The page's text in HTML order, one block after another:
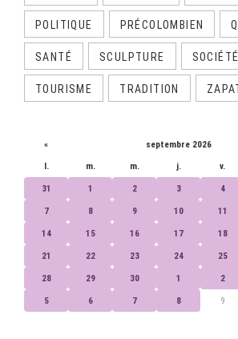
POLITIQUE PRÉCOLOMBIEN
SANTÉ SCULPTURE SOCIÉTÉ
TOURISME TRADITION
« septembre 2026
l. m. m. j. v.
31 1 2 3 4
7 8 9 10 11
14 15 16 17 18
21 22 23 24 25
28 29 30 1 2
5 6 7 8 9